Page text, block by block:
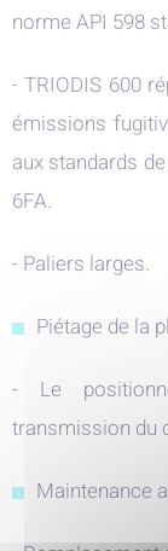
norme API 598
- TRIODIS 600
émissions
aux standards
6FA.
- Paliers larges.
Piétage de la
- Le
transmission du
Maintenance